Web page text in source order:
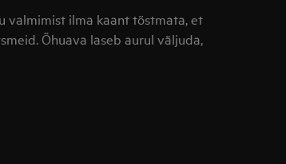
valmimist ilma kaant tõstmata, et
Õhuava laseb aurul väljuda,